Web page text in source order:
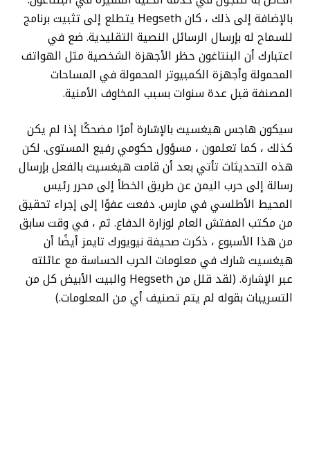
بالإضافة إلى ذلك ، كان Hegseth يتطلع إلى تثبيت برنامج
للسماح له بإرسال الرسائل النصية التقليدية. ضع في
اعتبارك أن البنتاغون حظر الأجهزة الشخصية مثل الهواتف
المحمولة وأجهزة الكمبيوتر المحمولة في المساحات
المصنفة قبل عدة سنوات بسبب المخاوف الأمنية.
سيكون هاجس هيغسيث بالإشارة أمرًا مضحكًا إذا لم يكن
كذلك ، كما تعلمون ، مسؤول حكومي رفيع المستوى. لكن
هذه التحديثات تأتي بعد أن قامت هيغسيث بالفعل بإرسال
رسالة إلى حرب اليمن عن طريق الخطأ إلى محرر رئيس
المحيط الأطلسي في مارس. دفعت عفوًا إلى إجراء تحقيق
من مكتب المفتش العام لوزارة الدفاع. ثم ، في وقت سابق
من هذا الأسبوع ، ذكرت صحيفة نيويورك تايمز أيضًا أن
هيغسيث شارك في معلومات الحرب الحساسة مع عائلته
عبر الإشارة. (لقد قلل من Hegseth والبيت الأبيض كل من
التسريبات بقوله لم يتم تصنيف أي من المعلومات.)